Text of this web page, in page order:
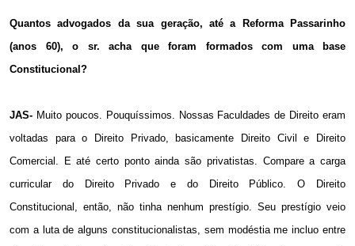
Quantos advogados da sua geração, até a Reforma Passarinho
(anos 60), o sr. acha que foram formados com uma base
Constitucional?
JAS- Muito poucos. Pouquíssimos. Nossas Faculdades de Direito eram
voltadas para o Direito Privado, basicamente Direito Civil e Direito
Comercial. E até certo ponto ainda são privatistas. Compare a carga
curricular do Direito Privado e do Direito Público. O Direito
Constitucional, então, não tinha nenhum prestígio. Seu prestígio veio
com a luta de alguns constitucionalistas, sem modéstia me incluo entre